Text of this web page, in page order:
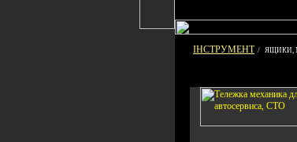
ІНСТРУМЕНТ / ЯЩИКИ,